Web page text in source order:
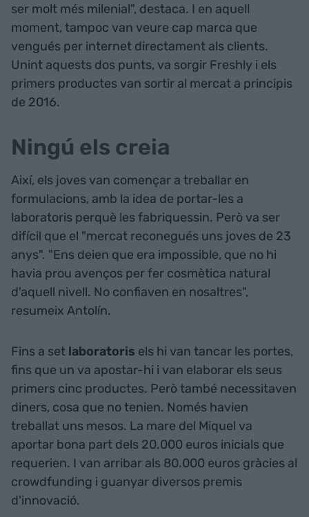
ser molt més milenial", destaca. I en aquell
moment, tampoc van veure cap marca que
vengués per internet directament als clients.
Unint aquests dos punts, va sorgir Freshly i els
primers productes van sortir al mercat a principis
de 2016.
Ningú els creia
Així, els joves van començar a treballar en
formulacions, amb la idea de portar-les a
laboratoris perquè les fabriquessin. Però va ser
difícil que el "mercat reconegués uns joves de 23
anys". "Ens deien que era impossible, que no hi
havia prou avenços per fer cosmètica natural
d'aquell nivell. No confiaven en nosaltres",
resumeix Antolín.
Fins a set laboratoris els hi van tancar les portes,
fins que un va apostar-hi i van elaborar els seus
primers cinc productes. Però també necessitaven
diners, cosa que no tenien. Només havien
treballat uns mesos. La mare del Miquel va
aportar bona part dels 20.000 euros inicials que
requerien. I van arribar als 80.000 euros gràcies al
crowdfunding i guanyar diversos premis
d'innovació.